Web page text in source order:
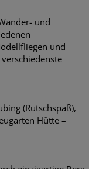
und
und
(Rutschspaß),
Hütte –